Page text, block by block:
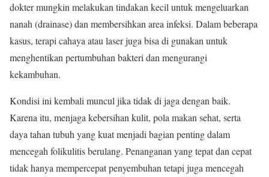
dokter mungkin melakukan tindakan kecil untuk mengeluarkan
nanah (drainase) dan membersihkan area infeksi. Dalam beberapa
kasus, terapi cahaya atau laser juga bisa di gunakan untuk
menghentikan pertumbuhan bakteri dan mengurangi
kekambuhan.
Kondisi ini kembali muncul jika tidak di jaga dengan baik.
Karena itu, menjaga kebersihan kulit, pola makan sehat, serta
daya tahan tubuh yang kuat menjadi bagian penting dalam
mencegah folikulitis berulang. Penanganan yang tepat dan cepat
tidak hanya mempercepat penyembuhan tetapi juga mencegah